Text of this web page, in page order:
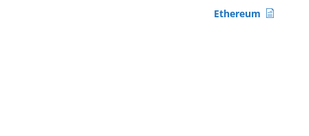
Ethereum